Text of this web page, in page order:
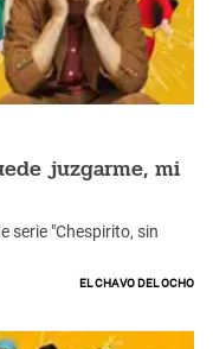
juzgarme, mi
serie "Chespirito, sin
El Chavo del Ocho